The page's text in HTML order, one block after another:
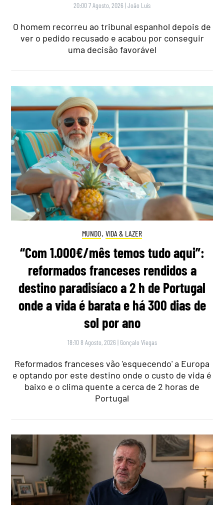
20:00 7 Agosto, 2026 |João Luís
O homem recorreu ao tribunal espanhol depois de
ver o pedido recusado e acabou por conseguir
uma decisão favorável
MUNDO, VIDA & LAZER
“Com 1.000€/mês temos tudo aqui”:
reformados franceses rendidos a
destino paradisíaco a 2 h de Portugal
onde a vida é barata e há 300 dias de
sol por ano
18:10 8 Agosto, 2026 | Gonçalo Viegas
Reformados franceses vão 'esquecendo' a Europa
e optando por este destino onde o custo de vida é
baixo e o clima quente a cerca de 2 horas de
Portugal